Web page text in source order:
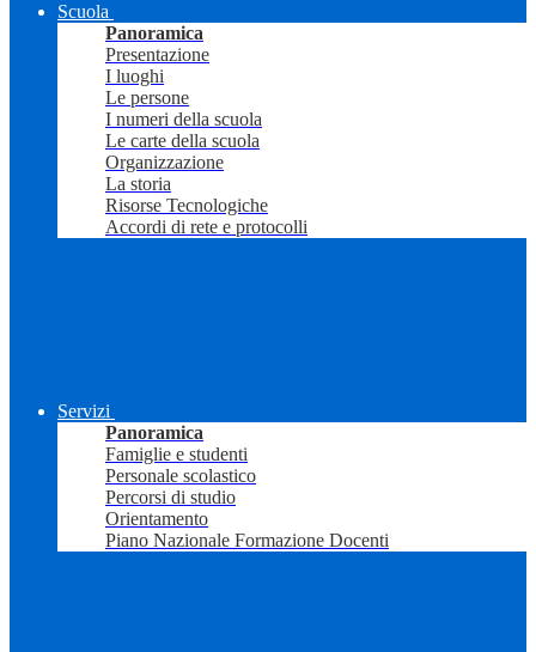
Scuola
Panoramica
Presentazione
I luoghi
Le persone
I numeri della scuola
Le carte della scuola
Organizzazione
La storia
Risorse Tecnologiche
Accordi di rete e protocolli
Servizi
Panoramica
Famiglie e studenti
Personale scolastico
Percorsi di studio
Orientamento
Piano Nazionale Formazione Docenti